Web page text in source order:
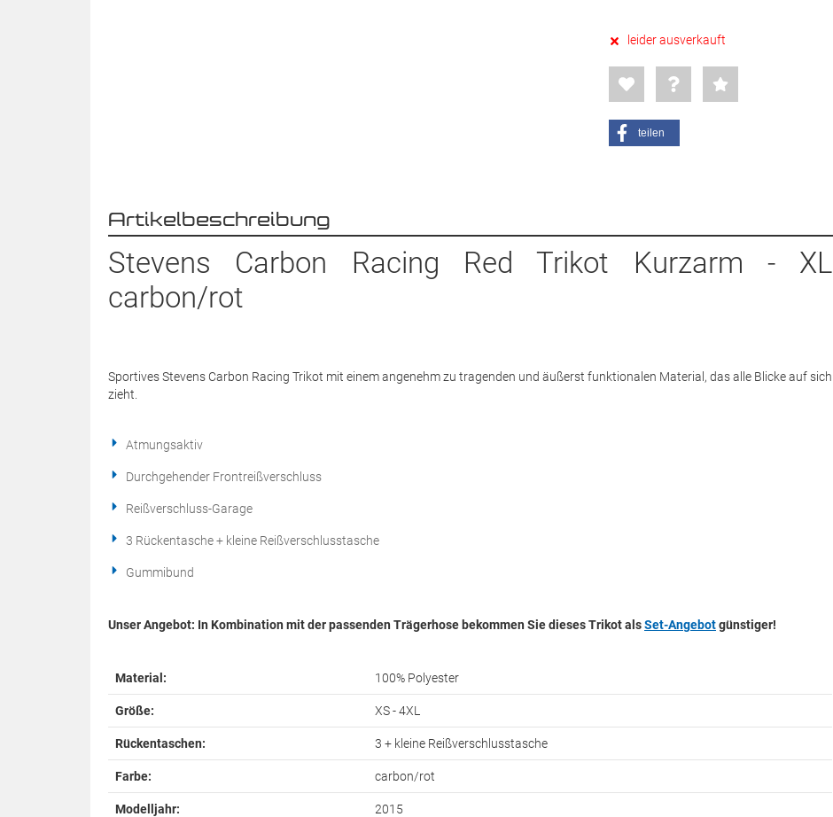
leider ausverkauft
teilen
Artikelbeschreibung
Stevens Carbon Racing Red Trikot Kurzarm - XL
carbon/rot
Sportives Stevens Carbon Racing Trikot mit einem angenehm zu tragenden und äußerst funktionalen Material, das alle Blicke auf sich
zieht.
Atmungsaktiv
Durchgehender Frontreißverschluss
Reißverschluss-Garage
3 Rückentasche + kleine Reißverschlusstasche
Gummibund
Unser Angebot: In Kombination mit der passenden Trägerhose bekommen Sie dieses Trikot alsSet-Angebotgünstiger!
Material: 100% Polyester
Größe: XS - 4XL
Rückentaschen: 3 + kleine Reißverschlusstasche
Farbe: carbon/rot
Modelljahr: 2015